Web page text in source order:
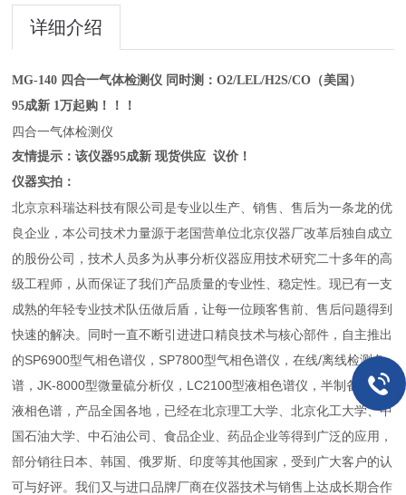
详细介绍
MG-140 四合一气体检测仪 同时测：O2/LEL/H2S/CO（美国）
95成新 1万起购！！！
四合一气体检测仪
友情提示：该仪器95成新 现货供应 议价！
仪器实拍：
北京京科瑞达科技有限公司是专业以生产、销售、售后为一条龙的优
良企业，本公司技术力量源于老国营单位北京仪器厂改革后独自成立
的股份公司，技术人员多为从事分析仪器应用技术研究二十多年的高
级工程师，从而保证了我们产品质量的专业性、稳定性。现已有一支
成熟的年轻专业技术队伍做后盾，让每一位顾客售前、售后问题得到
快速的解决。同时一直不断引进进口精良技术与核心部件，自主推出
的SP6900型气相色谱仪，SP7800型气相色谱仪，在线/离线检测色
谱，JK-8000型微量硫分析仪，LC2100型液相色谱仪，半制备/制备
液相色谱，产品全国各地，已经在北京理工大学、北京化工大学、中
国石油大学、中石油公司、食品企业、药品企业等得到广泛的应用，
部分销往日本、韩国、俄罗斯、印度等其他国家，受到广大客户的认
可与好评。我们又与进口品牌厂商在仪器技术与销售上达成长期合作